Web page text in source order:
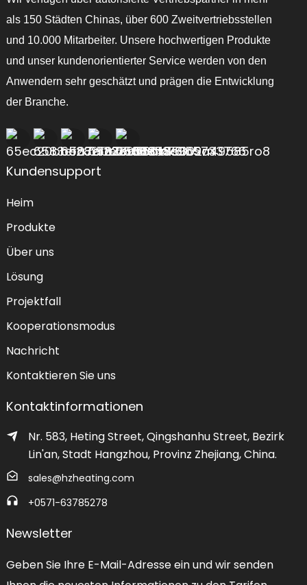
als 150 Städten Chinas, über 600 Zweitvertriebsstellen
und 10.000 Mitarbeiter. Unsere hochwertigen Produkte
und unser kundenorientierter Service werden von den
Anwendern sehr geschätzt und prägen die Entwicklung
der Branche.
Kundensupport
Heim
Produkte
Über uns
Lösung
Projektfall
Kooperationsmodus
Nachricht
Kontaktieren Sie uns
Kontaktinformationen
Nr. 583, Heting Street, Qingshanhu Street, Bezirk
Lin'an, Stadt Hangzhou, Provinz Zhejiang, China.
sales@hzheating.com
+0571-63785278
Newsletter
Geben Sie Ihre E-Mail-Adresse ein und wir senden